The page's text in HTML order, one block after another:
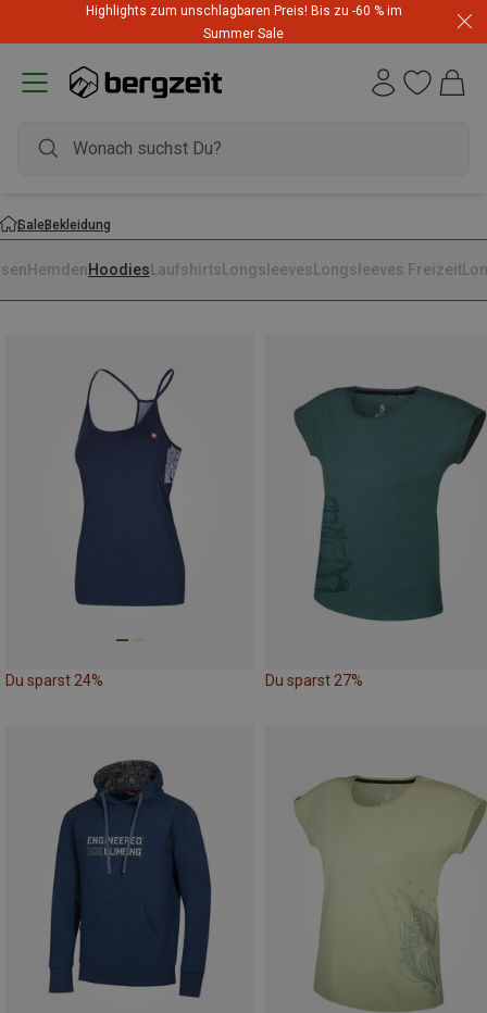
Highlights zum unschlagbaren Preis! Bis zu -60 % im
Summer Sale
SaleBekleidung
HemdenHoodies Laufshirts Longsleeves Longsleeves Freizeit
Du sparst 24% Du sparst 27%